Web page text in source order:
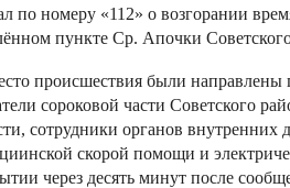
по номеру «112» о возгорании
пункте Ср. Апочки
происшествия были направлены
сороковой части Советского
сотрудники органов внутренних
скорой помощи и
через десять минут после